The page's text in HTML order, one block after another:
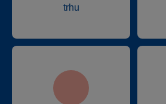
trhu